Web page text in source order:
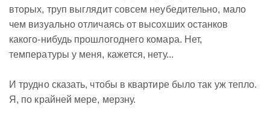
вторых, труп выглядит совсем неубедительно, мало
чем визуально отличаясь от высохших останков
какого-нибудь прошлогоднего комара. Нет,
температуры у меня, кажется, нету...
И трудно сказать, чтобы в квартире было так уж тепло.
Я, по крайней мере, мерзну.